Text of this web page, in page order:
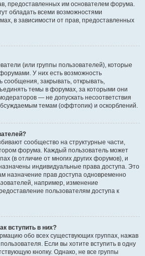
предоставленных им основателем форума.
обладать всеми возможностями
в зависимости от прав, предоставленных
(или группы пользователей), которые
У них есть возможность
сообщения, закрывать, открывать,
темы в форумах, за которыми они
— не допускать несоответствия
темам (оффтопик) и оскорблений.
сообщество на структурные части,
форума. Каждый пользователь может
(в отличие от многих других форумов), и
индивидуальные права доступа. Это
назначение прав доступа одновременно
например, изменение
пользователям доступа к
вступить в них?
обо всех существующих группах, нажав
Если вы хотите вступить в одну
кнопку. Однако, не все группы